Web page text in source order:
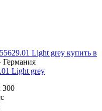
Light grey
300